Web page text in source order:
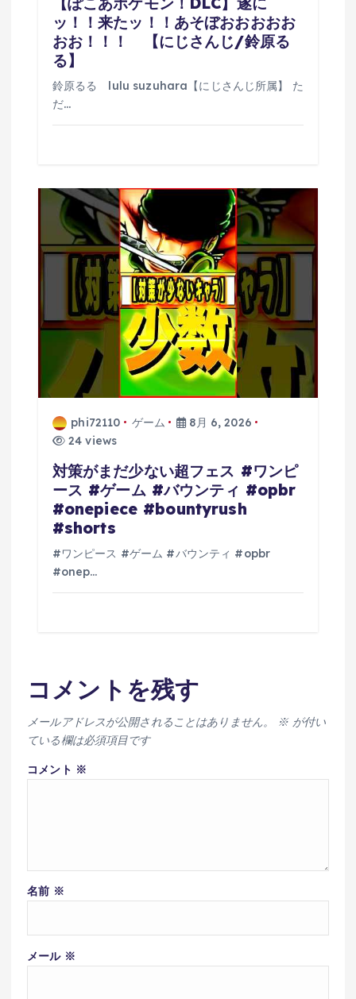
ッ！！来たッ！！あそぼおおおおお
おお！！！ 【にじさんじ/鈴原る
る】
鈴原るる lulu suzuhara【にじさんじ所属】 た
だ…
phi72110 ゲーム
8月 6, 2026
24 views
対策がまだ少ない超フェス #ワンピ
ース #ゲーム #バウンティ #opbr
#onepiece #bountyrush
#shorts
#ワンピース #ゲーム #バウンティ #opbr
#onep…
コメントを残す
メールアドレスが公開されることはありません。 ※が付い
ている欄は必須項目です
コメント ※
名前 ※
メール ※